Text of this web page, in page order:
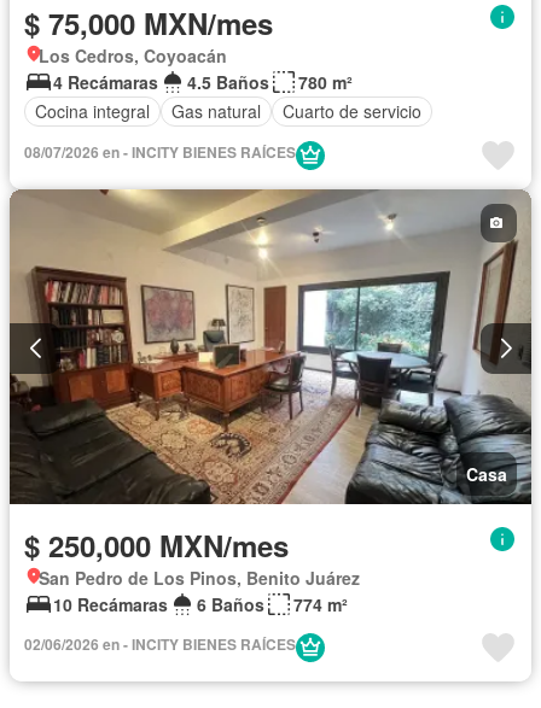
$ 75,000 MXN/mes
Los Cedros, Coyoacán
4 Recámaras
4.5 Baños
780 m²
Cocina integral
Gas natural Cuarto de servicio
08/07/2026 en - INCITY BIENES RAÍCES
Casa
$ 250,000 MXN/mes
San Pedro de Los Pinos, Benito Juárez
10 Recámaras
6 Baños 774 m²
02/06/2026 en - INCITY BIENES RAÍCES